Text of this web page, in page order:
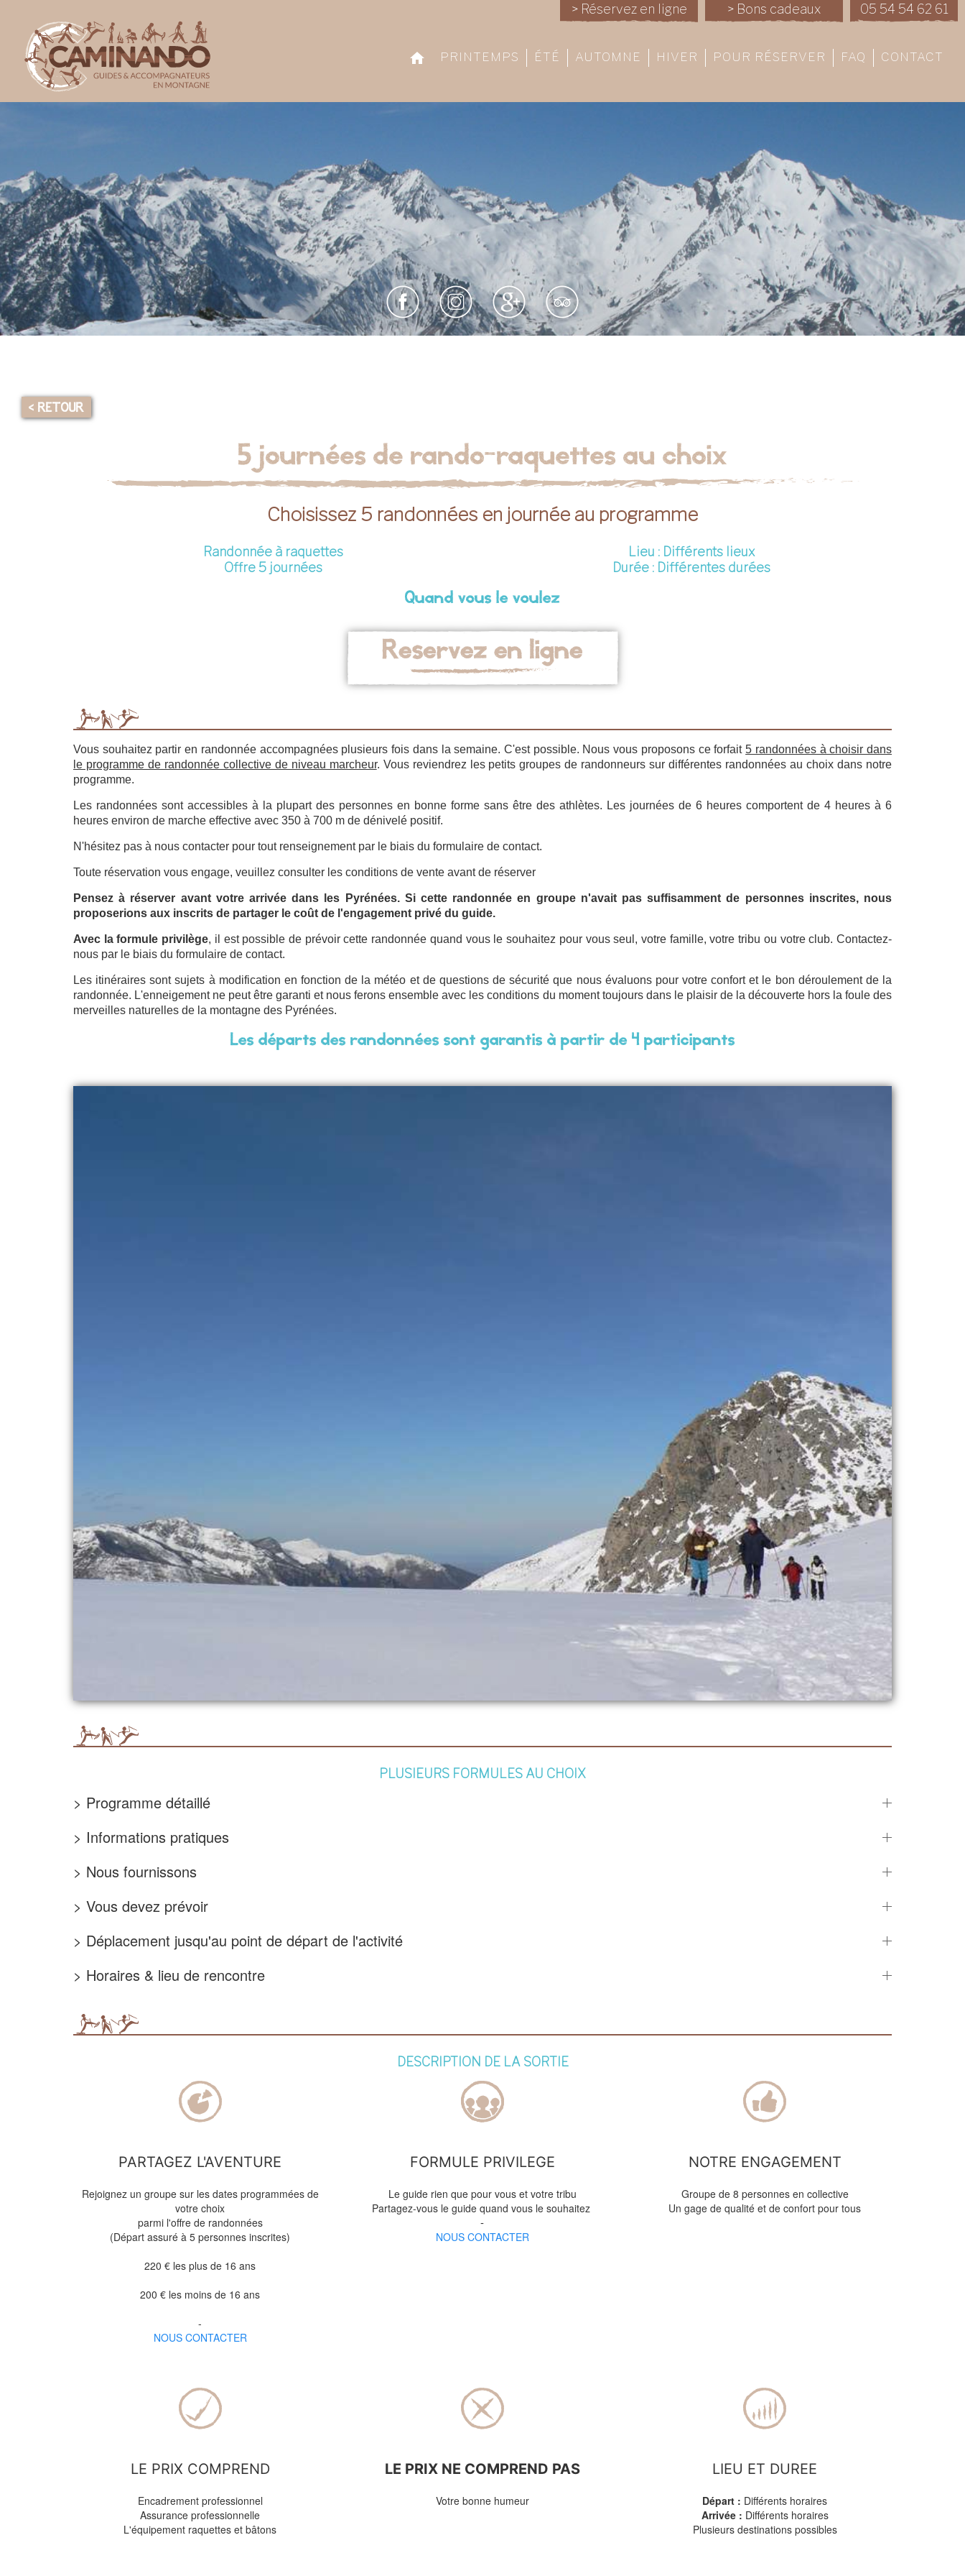
> Réservez en ligne > Bons cadeaux 05 54 54 62 61
PRINTEMPS ÉTÉ AUTOMNE HIVER POUR RÉSERVER FAQ CONTACT
< RETOUR
5 journées de rando-raquettes au choix
Choisissez 5 randonnées en journée au programme
Randonnée à raquettes
Offre 5 journées
Lieu : Différents lieux
Durée : Différentes durées
Quand vous le voulez
Vous souhaitez partir en randonnée accompagnées plusieurs fois dans la semaine. C'est possible. Nous vous proposons ce forfait5 randonnées à choisir dans
le programme de randonnée collective de niveau marcheur. Vous reviendrez les petits groupes de randonneurs sur différentes randonnées au choix dans notre
programme.
Les randonnées sont accessibles à la plupart des personnes en bonne forme sans être des athlètes. Les journées de 6 heures comportent de 4 heures à 6
heures environ de marche effective avec 350 à 700 m de dénivelé positif.
N'hésitez pas à nous contacter pour tout renseignement par le biais du formulaire de contact.
Toute réservation vous engage, veuillez consulter les conditions de vente avant de réserver
Pensez à réserver avant votre arrivée dans les Pyrénées. Si cette randonnée en groupe n'avait pas suffisamment de personnes inscrites, nous
proposerions aux inscrits de partager le coût de l'engagement privé du guide.
Avec la formule privilège, il est possible de prévoir cette randonnée quand vous le souhaitez pour vous seul, votre famille, votre tribu ou votre club.Contactez-
nous par le biais du formulaire de contact.
Les itinéraires sont sujets à modification en fonction de la météo et de questions de sécurité que nous évaluons pour votre confort et le bon déroulement de la
randonnée. L'enneigement ne peut être garanti et nous ferons ensemble avec les conditions du moment toujours dans le plaisir de la découverte hors la foule des
merveilles naturelles de la montagne des Pyrénées.
Les départs des randonnées sont garantis à partir de 4 participants
PLUSIEURS FORMULES AU CHOIX
> Programme détaillé
> Informations pratiques
> Nous fournissons
> Vous devez prévoir
> Déplacement jusqu'au point de départ de l'activité
> Horaires & lieu de rencontre
DESCRIPTION DE LA SORTIE
PARTAGEZ L'AVENTURE
Rejoignez un groupe sur les dates programmées de
votre choix
parmi l'offre de randonnées
(Départ assuré à 5 personnes inscrites)
220 € les plus de 16 ans
200 € les moins de 16 ans
-
NOUS CONTACTER
FORMULE PRIVILEGE
Le guide rien que pour vous et votre tribu
Partagez-vous le guide quand vous le souhaitez
-
NOUS CONTACTER
NOTRE ENGAGEMENT
Groupe de 8 personnes en collective
Un gage de qualité et de confort pour tous
LE PRIX COMPREND
Encadrement professionnel
Assurance professionnelle
L'équipement raquettes et bâtons
LE PRIX NE COMPREND PAS
Votre bonne humeur
LIEU ET DUREE
Départ : Différents horaires
Arrivée : Différents horaires
Plusieurs destinations possibles